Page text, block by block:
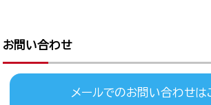
お問い合わせ
メールでのお問い合わせは